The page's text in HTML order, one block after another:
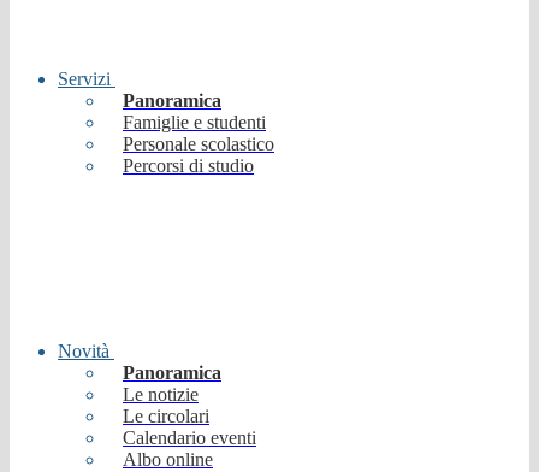
Servizi
Panoramica
Famiglie e studenti
Personale scolastico
Percorsi di studio
Novità
Panoramica
Le notizie
Le circolari
Calendario eventi
Albo online